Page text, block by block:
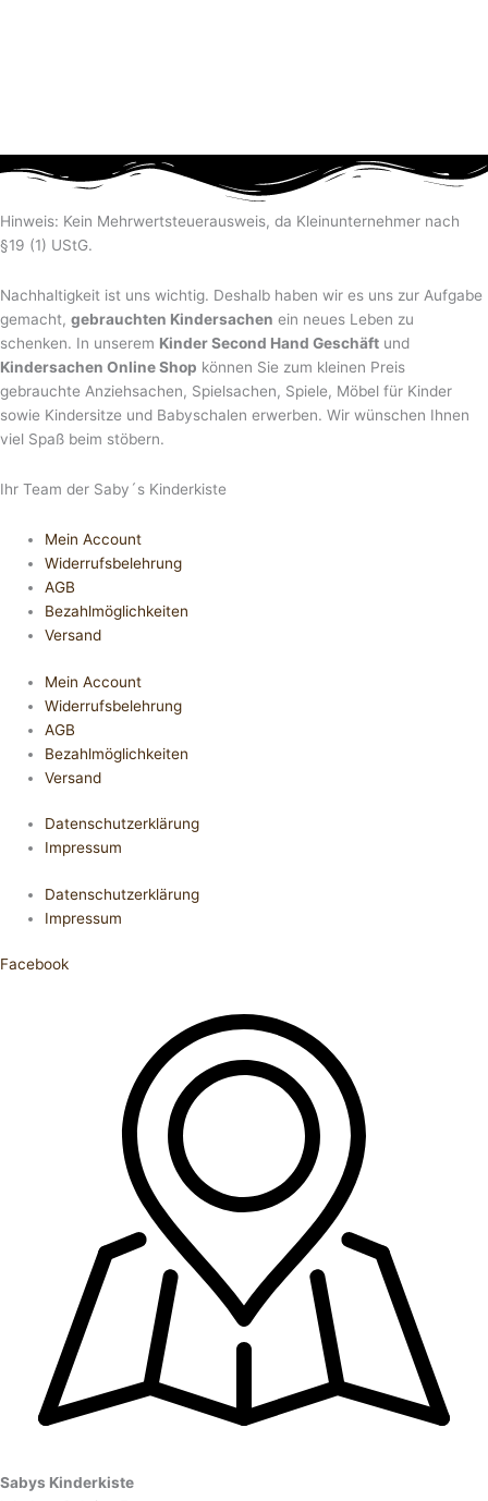
Hinweis: Kein Mehrwertsteuerausweis, da Kleinunternehmer nach
§19 (1) UStG.
Nachhaltigkeit ist uns wichtig. Deshalb haben wir es uns zur Aufgabe
gemacht, gebrauchten Kindersachen ein neues Leben zu
schenken. In unserem Kinder Second Hand Geschäft und
Kindersachen Online Shop können Sie zum kleinen Preis
gebrauchte Anziehsachen, Spiel­sachen, Spiele, Möbel für Kinder
sowie Kindersitze und Babyschalen erwerben. Wir wünschen Ihnen
viel Spaß beim stöbern.
Ihr Team der Saby´s Kinderkiste
Mein Account
Widerrufsbelehrung
AGB
Bezahlmöglichkeiten
Versand
Mein Account
Widerrufsbelehrung
AGB
Bezahlmöglichkeiten
Versand
Datenschutzerklärung
Impressum
Datenschutzerklärung
Impressum
Facebook
Sabys Kinderkiste